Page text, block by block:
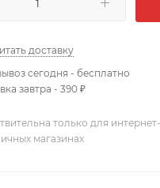
доставку
сегодня - бесплатно
завтра - 390 ₽
только для
магазинах